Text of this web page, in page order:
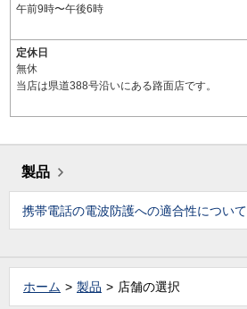
午前9時〜午後6時
定休日
無休
当店は県道388号沿いにある路面店です。
製品
携帯電話の電波防護への適合性について
ホーム 製品 店舗の選択